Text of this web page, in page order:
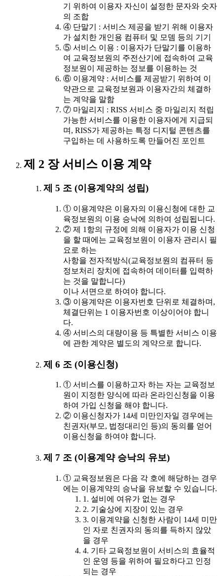
기 위하여 이용자 자신이 설정한 문자와 숫자
의 조합
④ 단말기 : 서비스 제공을 받기 위해 이용자
가 설치한 개인용 컴퓨터 및 모뎀 등의 기기
⑤ 서비스 이용 : 이용자가 단말기를 이용하
여 교육정보원의 주전산기에 접속하여 교육
정보원이 제공하는 정보를 이용하는 것
⑥ 이용계약 : 서비스를 제공받기 위하여 이
약관으로 교육정보원과 이용자간의 체결하
는 계약을 말함
⑦ 마일리지 : RISS 서비스 중 마일리지 적립
가능한 서비스를 이용한 이용자에게 지급되
며, RISS가 제공하는 특정 디지털 콘텐츠를
구입하는 데 사용하도록 만들어진 포인트
제 2 장 서비스 이용 계약
제 5 조 (이용계약의 성립)
① 이용계약은 이용자의 이용신청에 대한 교
육정보원의 이용 승낙에 의하여 성립됩니다.
② 제 1항의 규정에 의해 이용자가 이용 신청
을 할 때에는 교육정보원이 이용자 관리시 필
요로 하는
사항을 전자적방식(교육정보원의 컴퓨터 등
정보처리 장치에 접속하여 데이터를 입력하
는 것을 말합니다)
이나 서면으로 하여야 합니다.
③ 이용계약은 이용자번호 단위로 체결하며,
체결단위는 1 이용자번호 이상이어야 합니
다.
④ 서비스의 대량이용 등 특별한 서비스 이용
에 관한 계약은 별도의 계약으로 합니다.
제 6 조 (이용신청)
① 서비스를 이용하고자 하는 자는 교육정보
원이 지정한 양식에 따라 온라인신청을 이용
하여 가입 신청을 해야 합니다.
② 이용신청자가 14세 미만인자일 경우에는
친권자(부모, 법정대리인 등)의 동의를 얻어
이용신청을 하여야 합니다.
제 7 조 (이용계약 승낙의 유보)
① 교육정보원은 다음 각 호에 해당하는 경우
에는 이용계약의 승낙을 유보할 수 있습니다.
1. 설비에 여유가 없는 경우
2. 기술상에 지장이 있는 경우
3. 이용계약을 신청한 사람이 14세 미만
인 자로 친권자의 동의를 득하지 않았
을 경우
4. 기타 교육정보원이 서비스의 효율적
인 운영 등을 위하여 필요하다고 인정
되는 경우